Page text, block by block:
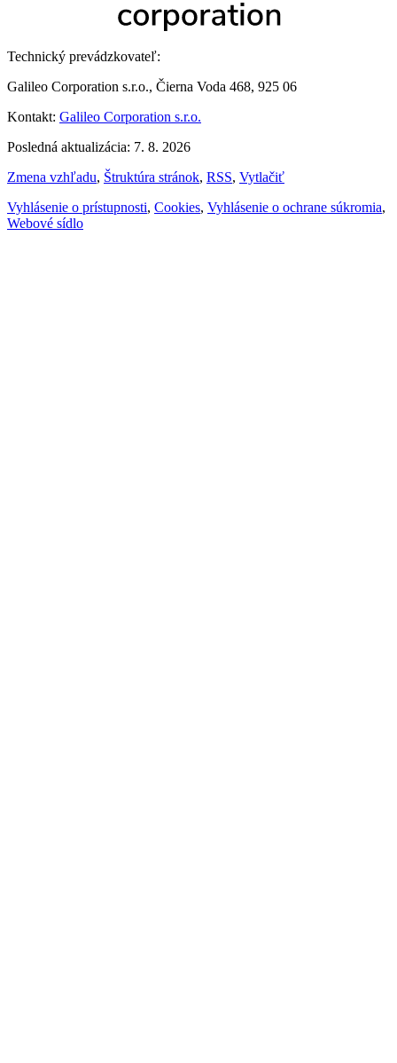
Technický prevádzkovateľ:
Galileo Corporation s.r.o., Čierna Voda 468, 925 06
Kontakt: Galileo Corporation s.r.o.
Posledná aktualizácia: 7. 8. 2026
Zmena vzhľadu, Štruktúra stránok, RSS, Vytlačiť
Vyhlásenie o prístupnosti, Cookies, Vyhlásenie o ochrane súkromia,
Webové sídlo